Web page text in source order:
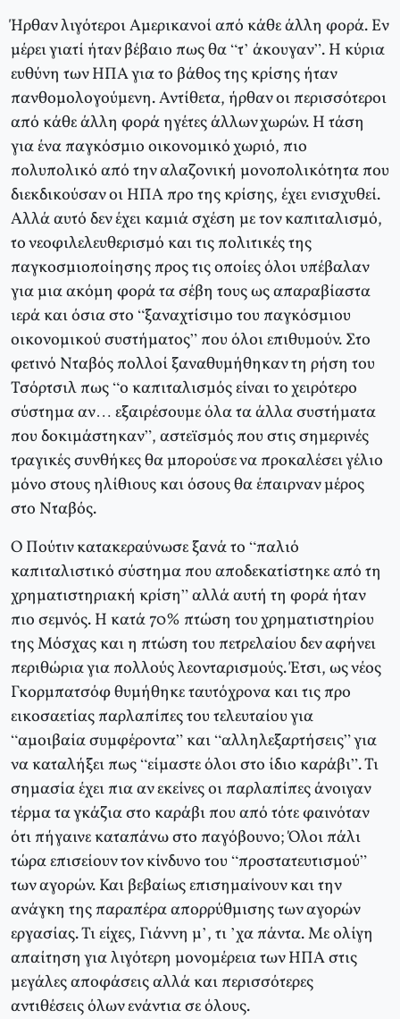
Ήρθαν λιγότεροι Αμερικανοί από κάθε άλλη φορά. Εν
μέρει γιατί ήταν βέβαιο πως θα “τ’ άκουγαν”. Η κύρια
ευθύνη των ΗΠΑ για το βάθος της κρίσης ήταν
πανθομολογούμενη. Αντίθετα, ήρθαν οι περισσότεροι
από κάθε άλλη φορά ηγέτες άλλων χωρών. Η τάση
για ένα παγκόσμιο οικονομικό χωριό, πιο
πολυπολικό από την αλαζονική μονοπολικότητα που
διεκδικούσαν οι ΗΠΑ προ της κρίσης, έχει ενισχυθεί.
Αλλά αυτό δεν έχει καμιά σχέση με τον καπιταλισμό,
το νεοφιλελευθερισμό και τις πολιτικές της
παγκοσμιοποίησης προς τις οποίες όλοι υπέβαλαν
για μια ακόμη φορά τα σέβη τους ως απαραβίαστα
ιερά και όσια στο “ξαναχτίσιμο του παγκόσμιου
οικονομικού συστήματος” που όλοι επιθυμούν. Στο
φετινό Νταβός πολλοί ξαναθυμήθηκαν τη ρήση του
Τσόρτσιλ πως “ο καπιταλισμός είναι το χειρότερο
σύστημα αν… εξαιρέσουμε όλα τα άλλα συστήματα
που δοκιμάστηκαν”, αστεϊσμός που στις σημερινές
τραγικές συνθήκες θα μπορούσε να προκαλέσει γέλιο
μόνο στους ηλίθιους και όσους θα έπαιρναν μέρος
στο Νταβός.
Ο Πούτιν κατακεραύνωσε ξανά το “παλιό
καπιταλιστικό σύστημα που αποδεκατίστηκε από τη
χρηματιστηριακή κρίση” αλλά αυτή τη φορά ήταν
πιο σεμνός. Η κατά 70% πτώση του χρηματιστηρίου
της Μόσχας και η πτώση του πετρελαίου δεν αφήνει
περιθώρια για πολλούς λεονταρισμούς. Έτσι, ως νέος
Γκορμπατσόφ θυμήθηκε ταυτόχρονα και τις προ
εικοσαετίας παρλαπίπες του τελευταίου για
“αμοιβαία συμφέροντα” και “αλληλεξαρτήσεις” για
να καταλήξει πως “είμαστε όλοι στο ίδιο καράβι”. Τι
σημασία έχει πια αν εκείνες οι παρλαπίπες άνοιγαν
τέρμα τα γκάζια στο καράβι που από τότε φαινόταν
ότι πήγαινε καταπάνω στο παγόβουνο; Όλοι πάλι
τώρα επισείουν τον κίνδυνο του “προστατευτισμού”
των αγορών. Και βεβαίως επισημαίνουν και την
ανάγκη της παραπέρα απορρύθμισης των αγορών
εργασίας. Τι είχες, Γιάννη μ’, τι ’χα πάντα. Με ολίγη
απαίτηση για λιγότερη μονομέρεια των ΗΠΑ στις
μεγάλες αποφάσεις αλλά και περισσότερες
αντιθέσεις όλων ενάντια σε όλους.